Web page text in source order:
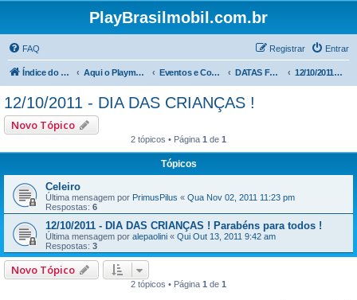
PlayBrasilmobil.com.br
FAQ Entrar
Registrar
Índice do fórum Aqui o Playmobil é notícia ! Eventos e Comemorações DATAS FESTIVAS 12/10/2011 - DIA DAS CRIANÇAS !
12/10/2011 - DIA DAS CRIANÇAS !
Novo Tópico
2 tópicos • Página 1 de 1
Tópicos
Celeiro
Última mensagem por PrimusPilus « Qua Nov 02, 2011 11:23 pm
Respostas: 6
12/10/2011 - DIA DAS CRIANÇAS ! Parabéns para todos !
Última mensagem por alepaolini « Qui Out 13, 2011 9:42 am
Respostas: 3
Novo Tópico
2 tópicos • Página 1 de 1